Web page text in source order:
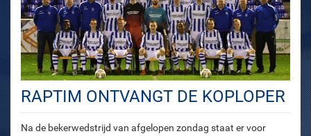
RAPTIM ONTVANGT DE KOPLOPER
Na de bekerwedstrijd van afgelopen zondag staat er voor